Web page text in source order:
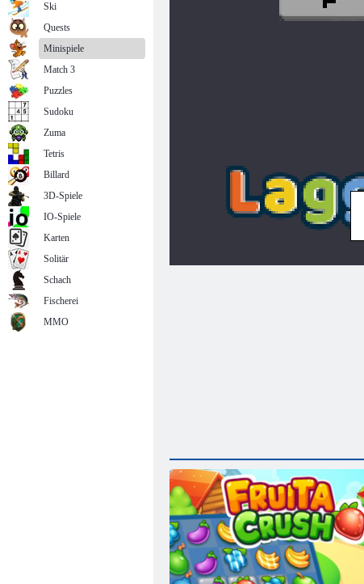
Ski
Quests
Minispiele
Match 3
Puzzles
Sudoku
Zuma
Tetris
Billard
3D-Spiele
IO-Spiele
Karten
Solitär
Schach
Fischerei
MMO